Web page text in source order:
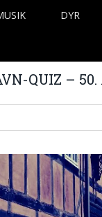
DYR
QUIZ –